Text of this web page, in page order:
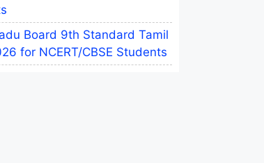
Board 9th Standard Tamil
for NCERT/CBSE Students